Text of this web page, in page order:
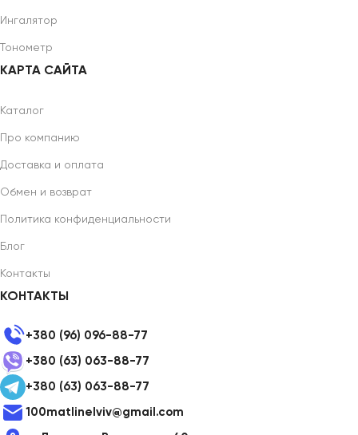
Ингалятор
Тонометр
КАРТА САЙТА
Каталог
Про компанию
Доставка и оплата
Обмен и возврат
Политика конфиденциальности
Блог
Контакты
КОНТАКТЫ
+380 (96) 096-88-77
+380 (63) 063-88-77
+380 (63) 063-88-77
100matlinelviv@gmail.com